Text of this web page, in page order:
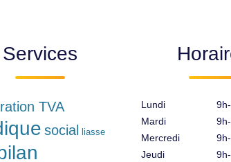
Services
TVA
social liasse
Lundi
Mardi
Mercredi
Jeudi